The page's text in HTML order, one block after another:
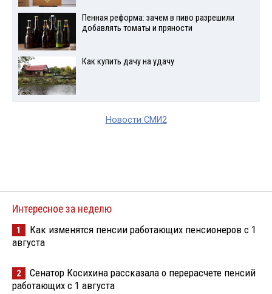
Пенная реформа: зачем в пиво разрешили
добавлять томаты и пряности
Как купить дачу на удачу
Новости СМИ2
Интересное за неделю
1
Как изменятся пенсии работающих пенсионеров с 1
августа
2
Сенатор Косихина рассказала о перерасчете пенсий
работающих с 1 августа